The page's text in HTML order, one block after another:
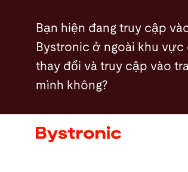
Bạn hiện đang truy cập
Bystronic ở ngoài khu vực
thay đổi và truy cập vào
mình không?
Máy và phần mềm
Dịch vụ